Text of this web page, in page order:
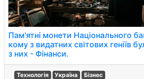
Пам'ятні монети Національного
кому з видатних світових геніїв
з них - Фінанси.
Технологія Україна Бізнес